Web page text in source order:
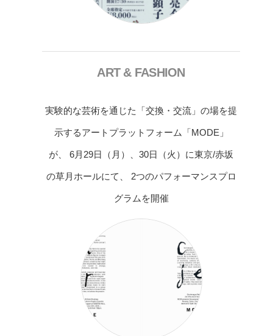
ART & FASHION
実験的な芸術を通じた「交換・交流」の場を提
示するアートプラットフォーム「MODE」
が、 6月29日（月）、30日（火）に東京/赤坂
の草月ホールにて、 2つのパフォーマンスプロ
グラムを開催